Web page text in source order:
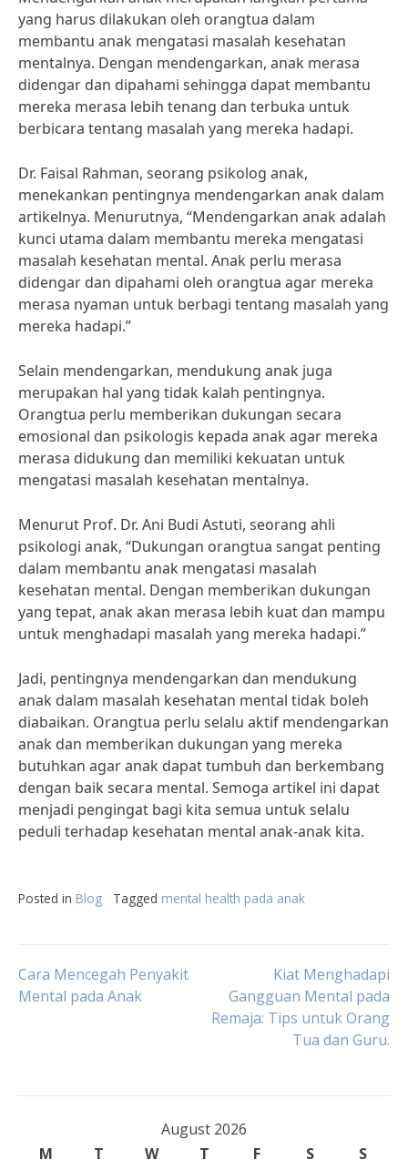
yang harus dilakukan oleh orangtua dalam
membantu anak mengatasi masalah kesehatan
mentalnya. Dengan mendengarkan, anak merasa
didengar dan dipahami sehingga dapat membantu
mereka merasa lebih tenang dan terbuka untuk
berbicara tentang masalah yang mereka hadapi.
Dr. Faisal Rahman, seorang psikolog anak,
menekankan pentingnya mendengarkan anak dalam
artikelnya. Menurutnya, “Mendengarkan anak adalah
kunci utama dalam membantu mereka mengatasi
masalah kesehatan mental. Anak perlu merasa
didengar dan dipahami oleh orangtua agar mereka
merasa nyaman untuk berbagi tentang masalah yang
mereka hadapi.”
Selain mendengarkan, mendukung anak juga
merupakan hal yang tidak kalah pentingnya.
Orangtua perlu memberikan dukungan secara
emosional dan psikologis kepada anak agar mereka
merasa didukung dan memiliki kekuatan untuk
mengatasi masalah kesehatan mentalnya.
Menurut Prof. Dr. Ani Budi Astuti, seorang ahli
psikologi anak, “Dukungan orangtua sangat penting
dalam membantu anak mengatasi masalah
kesehatan mental. Dengan memberikan dukungan
yang tepat, anak akan merasa lebih kuat dan mampu
untuk menghadapi masalah yang mereka hadapi.”
Jadi, pentingnya mendengarkan dan mendukung
anak dalam masalah kesehatan mental tidak boleh
diabaikan. Orangtua perlu selalu aktif mendengarkan
anak dan memberikan dukungan yang mereka
butuhkan agar anak dapat tumbuh dan berkembang
dengan baik secara mental. Semoga artikel ini dapat
menjadi pengingat bagi kita semua untuk selalu
peduli terhadap kesehatan mental anak-anak kita.
Posted in Blog Tagged mental health pada anak
Post
Cara Mencegah Penyakit
Mental pada Anak
Kiat Menghadapi
Gangguan Mental pada
Remaja: Tips untuk Orang
Tua dan Guru.
August 2026
M
T W T F S S